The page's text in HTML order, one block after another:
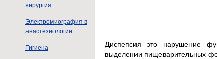
хирургия
Электромиография в
анастезиологии
Гигиена
Диспепсия это нарушение
выделении пищеварительных